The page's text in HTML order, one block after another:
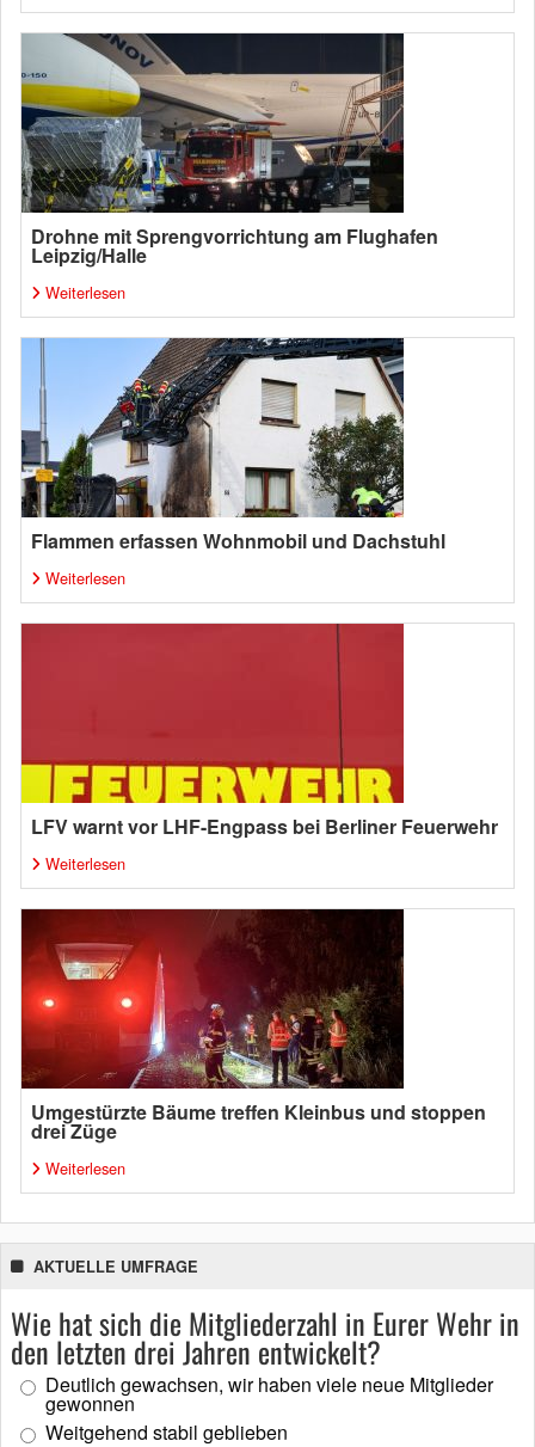
Drohne mit Sprengvorrichtung am Flughafen
Leipzig/Halle
Weiterlesen
Flammen erfassen Wohnmobil und Dachstuhl
Weiterlesen
LFV warnt vor LHF-Engpass bei Berliner Feuerwehr
Weiterlesen
Umgestürzte Bäume treffen Kleinbus und stoppen
drei Züge
Weiterlesen
AKTUELLE UMFRAGE
Wie hat sich die Mitgliederzahl in Eurer Wehr in
den letzten drei Jahren entwickelt?
Deutlich gewachsen, wir haben viele neue Mitglieder
gewonnen
Weitgehend stabil geblieben